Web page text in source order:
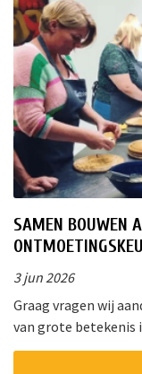
SAMEN BOUWEN
3 jun 2026
Graag vragen wij
van grote betekenis
!Triggr en SPAN
cultureel centrum